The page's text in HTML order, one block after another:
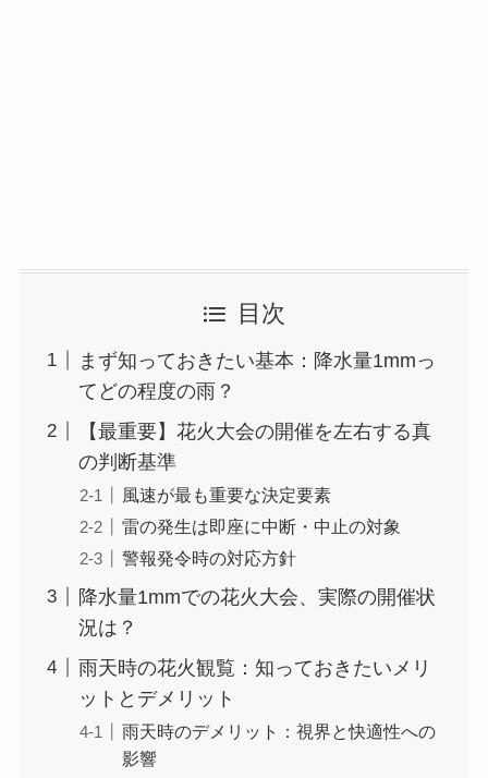
目次
まず知っておきたい基本：降水量1mmっ
てどの程度の雨？
【最重要】花火大会の開催を左右する真
の判断基準
風速が最も重要な決定要素
雷の発生は即座に中断・中止の対象
警報発令時の対応方針
降水量1mmでの花火大会、実際の開催状
況は？
雨天時の花火観覧：知っておきたいメリ
ットとデメリット
雨天時のデメリット：視界と快適性への
影響